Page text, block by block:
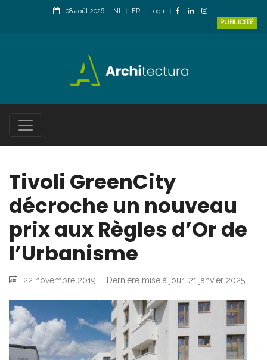
08 août 2026 NL FR
Login
PUBLICITÉ
Tivoli GreenCity
décroche un nouveau
prix aux Règles d’Or de
l’Urbanisme
22 novembre 2019 Dernière mise à jour: 21 janvier 2025